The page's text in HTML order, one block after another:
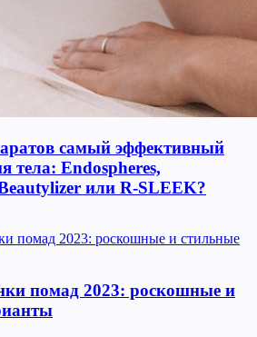
самый эффективный
тела: Endospheres,
или R-SLEEK?
помад 2023: роскошные и